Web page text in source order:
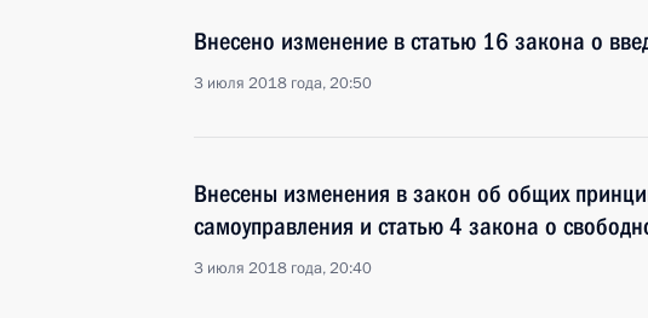
Внесено изменение в статью 16 закона о
3 июля 2018 года, 20:50
Внесены изменения в закон об общих
самоуправления и статью 4 закона о
3 июля 2018 года, 20:40